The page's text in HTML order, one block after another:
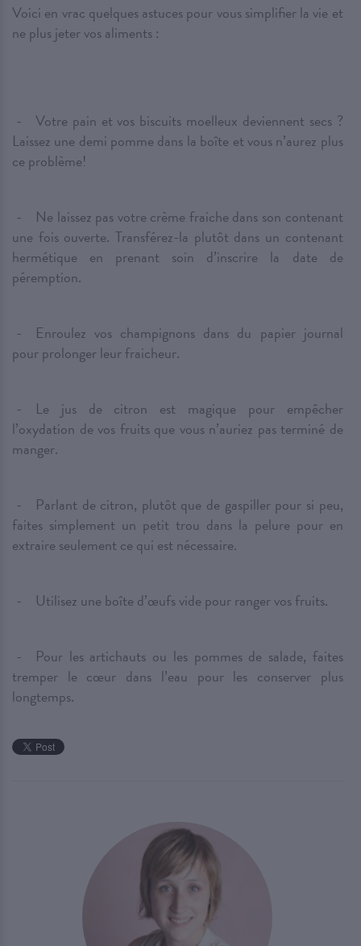
Voici en vrac quelques astuces pour vous simplifier la vie et
ne plus jeter vos aliments :
Votre pain et vos biscuits moelleux deviennent secs ?
Laissez une demi pomme dans la boîte et vous n’aurez plus
ce problème!
Ne laissez pas votre crème fraiche dans son contenant
une fois ouverte. Transférez-la plutôt dans un contenant
hermétique en prenant soin d’inscrire la date de
péremption.
Enroulez vos champignons dans du papier journal
pour prolonger leur fraicheur.
Le jus de citron est magique pour empêcher
l’oxydation de vos fruits que vous n’auriez pas terminé de
manger.
Parlant de citron, plutôt que de gaspiller pour si peu,
faites simplement un petit trou dans la pelure pour en
extraire seulement ce qui est nécessaire.
Utilisez une boîte d’œufs vide pour ranger vos fruits.
Pour les artichauts ou les pommes de salade, faites
tremper le cœur dans l’eau pour les conserver plus
longtemps.